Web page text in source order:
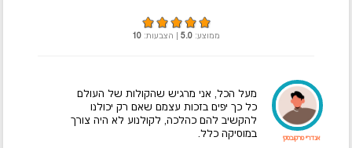
ממוצע: 5.0 | הצבעות: 10
אנדריי טרקובסקי
מעל הכל, אני מרגיש שהקולות של העולם
כל כך יפים בזכות עצמם שאם רק יכולנו
להקשיב להם כהלכה, לקולנוע לא היה צורך
במוסיקה כלל.